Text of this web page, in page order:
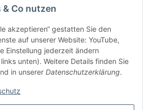
Co nutzen
akzeptieren“ gestatten Sie den
auf unserer Website: YouTube,
Einstellung jederzeit ändern
unten). Weitere Details finden Sie
in unserer Datenschutzerklärung.
widerrufen